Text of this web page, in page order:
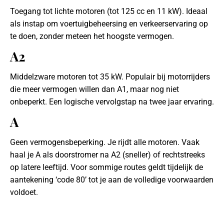
Toegang tot lichte motoren (tot 125 cc en 11 kW). Ideaal
als instap om voertuigbeheersing en verkeerservaring op
te doen, zonder meteen het hoogste vermogen.
A2
Middelzware motoren tot 35 kW. Populair bij motorrijders
die meer vermogen willen dan A1, maar nog niet
onbeperkt. Een logische vervolgstap na twee jaar ervaring.
A
Geen vermogensbeperking. Je rijdt alle motoren. Vaak
haal je A als doorstromer na A2 (sneller) of rechtstreeks
op latere leeftijd. Voor sommige routes geldt tijdelijk de
aantekening ‘code 80’ tot je aan de volledige voorwaarden
voldoet.